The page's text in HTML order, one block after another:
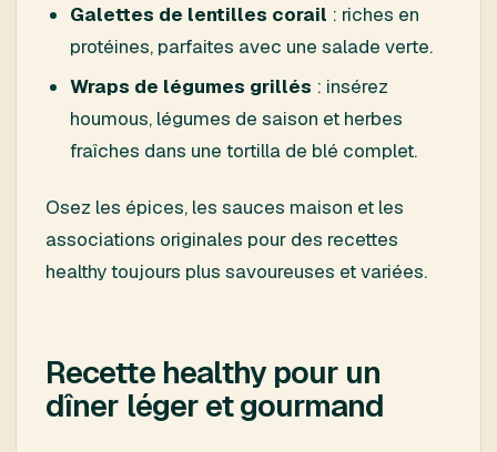
Galettes de lentilles corail : riches en
protéines, parfaites avec une salade verte.
Wraps de légumes grillés : insérez
houmous, légumes de saison et herbes
fraîches dans une tortilla de blé complet.
Osez les épices, les sauces maison et les
associations originales pour des recettes
healthy toujours plus savoureuses et variées.
Recette healthy pour un
dîner léger et gourmand